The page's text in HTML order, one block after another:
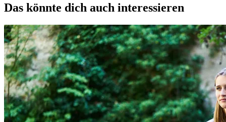
Das könnte dich auch interessieren